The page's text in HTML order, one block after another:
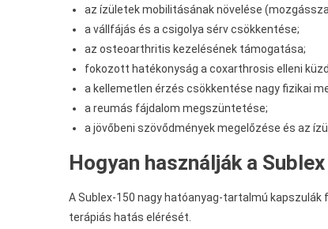
az ízületek mobilitásának növelése
a vállfájás és a csigolya sérv csökkentése;
az osteoarthritis kezelésének támogatása;
fokozott hatékonyság a coxarthrosis elleni
a kellemetlen érzés csökkentése nagy fizikai
a reumás fájdalom megszüntetése;
a jövőbeni szövődmények megelőzése és az
Hogyan használják a
A Sublex-150 nagy hatóanyag-tartalmú kapszulák
terápiás hatás elérését.